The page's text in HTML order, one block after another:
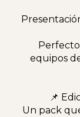
equipos
📌
Un pack